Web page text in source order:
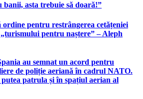
banii, asta trebuie să doară!”
ordine pentru restrângerea cetățeniei
pentru naștere” – Aleph
au semnat un acord pentru
de poliție aeriană în cadrul NATO.
patrula și în spațiul aerian al